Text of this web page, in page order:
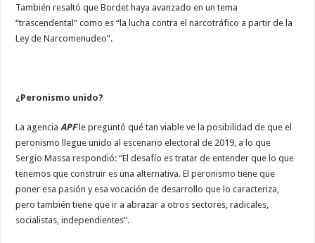
También resaltó que Bordet haya avanzado en un tema
“trascendental” como es “la lucha contra el narcotráfico a partir de la
Ley de Narcomenudeo”.
¿Peronismo unido?
La agenciaAPFle preguntó qué tan viable ve la posibilidad de que el
peronismo llegue unido al escenario electoral de 2019, a lo que
Sergio Massa respondió: “El desafío es tratar de entender que lo que
tenemos que construir es una alternativa. El peronismo tiene que
poner esa pasión y esa vocación de desarrollo que lo caracteriza,
pero también tiene que ir a abrazar a otros sectores, radicales,
socialistas, independientes”.